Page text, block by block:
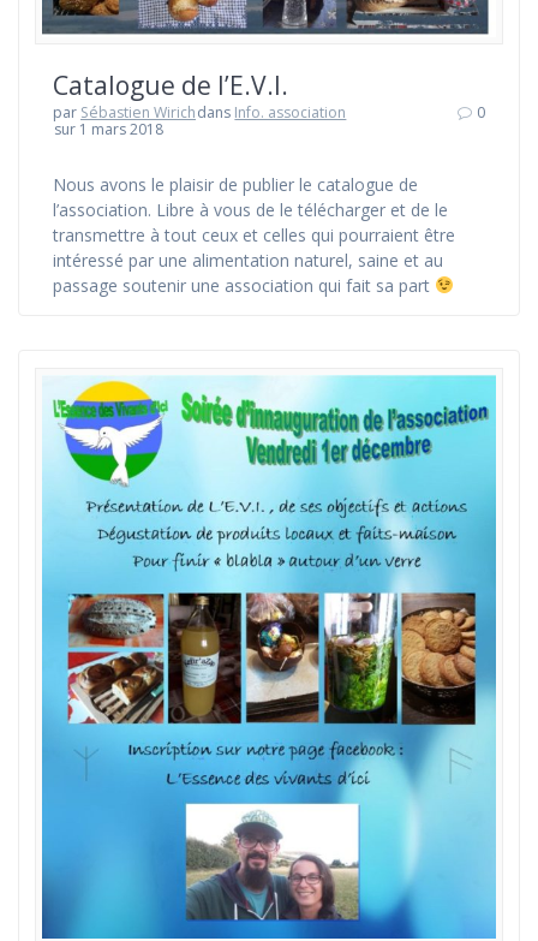
Catalogue de l’E.V.I.
par Sébastien Wirichdans Info. association
sur 1 mars 2018
0
Nous avons le plaisir de publier le catalogue de
l’association. Libre à vous de le télécharger et de le
transmettre à tout ceux et celles qui pourraient être
intéressé par une alimentation naturel, saine et au
passage soutenir une association qui fait sa part